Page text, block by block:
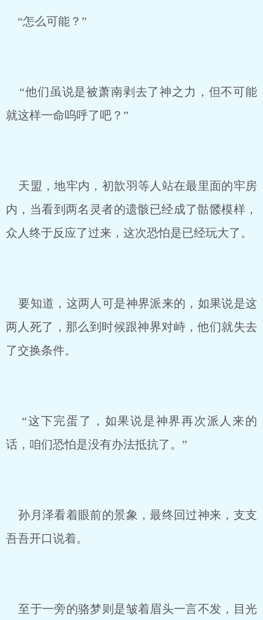
“怎么可能？”
“他们虽说是被萧南剥去了神之力，但不可能
就这样一命呜呼了吧？”
天盟，地牢内，初歆羽等人站在最里面的牢房
内，当看到两名灵者的遗骸已经成了骷髅模样，
众人终于反应了过来，这次恐怕是已经玩大了。
要知道，这两人可是神界派来的，如果说是这
两人死了，那么到时候跟神界对峙，他们就失去
了交换条件。
“这下完蛋了，如果说是神界再次派人来的
话，咱们恐怕是没有办法抵抗了。”
孙月泽看着眼前的景象，最终回过神来，支支
吾吾开口说着。
至于一旁的骆梦则是皱着眉头一言不发，目光